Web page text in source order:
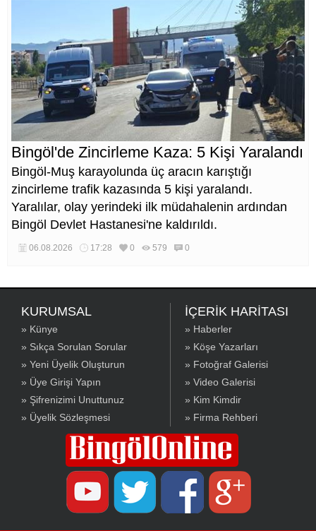
Bingöl'de Zincirleme Kaza: 5 Kişi Yaralandı
Bingöl-Muş karayolunda üç aracın karıştığı
zincirleme trafik kazasında 5 kişi yaralandı.
Yaralılar, olay yerindeki ilk müdahalenin ardından
Bingöl Devlet Hastanesi'ne kaldırıldı.
06.08.2026 17:28 0 579 0
KURUMSAL
» Künye
» Sıkça Sorulan Sorular
» Yeni Üyelik Oluşturun
» Üye Girişi Yapın
» Şifrenizimi Unuttunuz
» Üyelik Sözleşmesi
İÇERİK HARİTASI
» Haberler
» Köşe Yazarları
» Fotoğraf Galerisi
» Video Galerisi
» Kim Kimdir
» Firma Rehberi